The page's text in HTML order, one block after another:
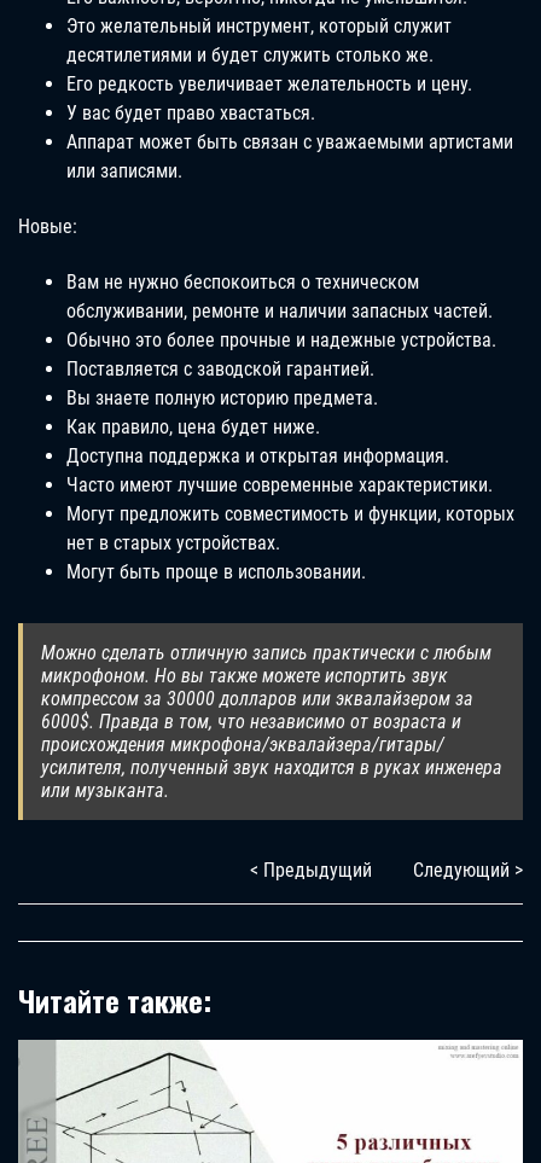
Это желательный инструмент, который служит
десятилетиями и будет служить столько же.
Его редкость увеличивает желательность и цену.
У вас будет право хвастаться.
Аппарат может быть связан с уважаемыми артистами
или записями.
Новые:
Вам не нужно беспокоиться о техническом
обслуживании, ремонте и наличии запасных частей.
Обычно это более прочные и надежные устройства.
Поставляется с заводской гарантией.
Вы знаете полную историю предмета.
Как правило, цена будет ниже.
Доступна поддержка и открытая информация.
Часто имеют лучшие современные характеристики.
Могут предложить совместимость и функции, которых
нет в старых устройствах.
Могут быть проще в использовании.
Можно сделать отличную запись практически с любым
микрофоном. Но вы также можете испортить звук
компрессом за 30000 долларов или эквалайзером за
6000$. Правда в том, что независимо от возраста и
происхождения микрофона/эквалайзера/гитары/
усилителя, полученный звук находится в руках инженера
или музыканта.
< Предыдущий Следующий >
Читайте также: